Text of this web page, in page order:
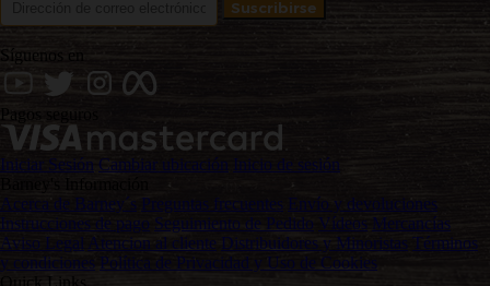
Síguenos en
Pagos seguros
Iniciar Sesión Cambiar ubicación Inicio de sesión
Acerca de Barney´s
Preguntas frecuentes Envío y devoluciones
Instrucciones de pago Seguimiento de Pedido Vídeos Mercancías
Aviso Legal
Atencion al cliente Distribuidores y Minoristas Términos
y condiciones Política de Privacidad y Uso de Cookies
Quick Links